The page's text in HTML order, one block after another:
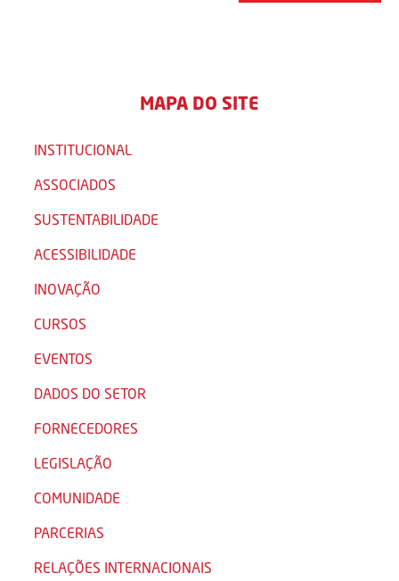
MAPA DO SITE
INSTITUCIONAL
ASSOCIADOS
SUSTENTABILIDADE
ACESSIBILIDADE
INOVAÇÃO
CURSOS
EVENTOS
DADOS DO SETOR
FORNECEDORES
LEGISLAÇÃO
COMUNIDADE
PARCERIAS
RELAÇÕES INTERNACIONAIS